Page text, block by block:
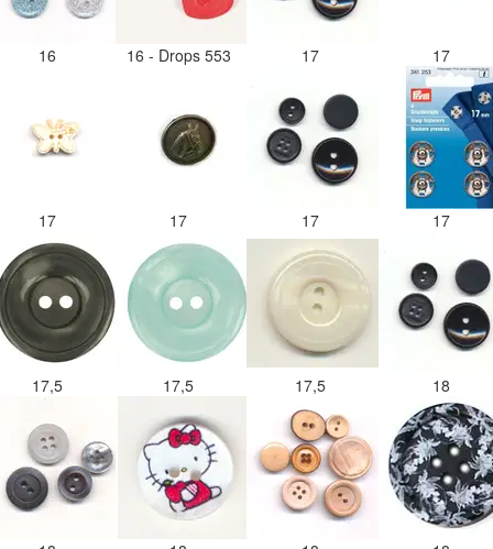
16 16 - Drops 553 17 17
17 17 17 17
17,5 17,5 17,5 18